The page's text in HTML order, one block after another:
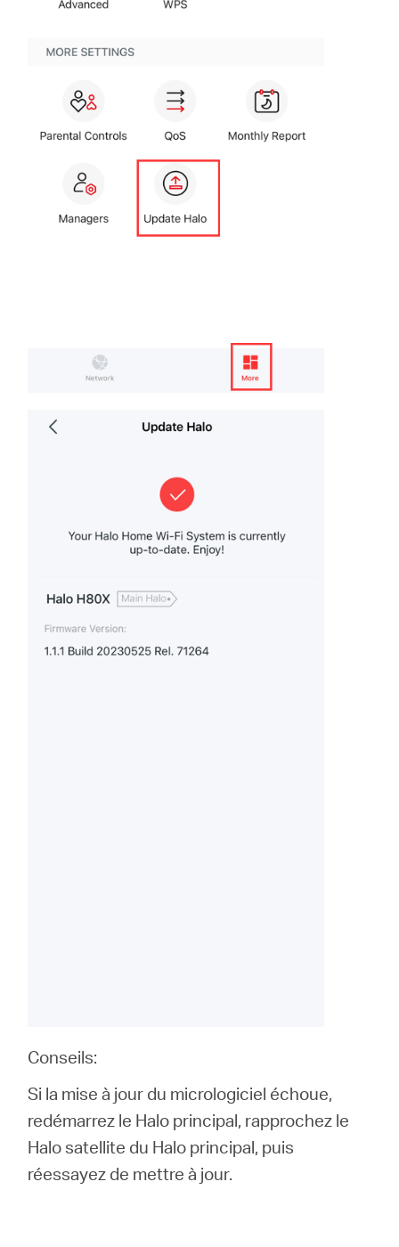
Conseils:
Si la mise à jour du micrologiciel échoue,
redémarrez le Halo principal, rapprochez le
Halo satellite du Halo principal, puis
réessayez de mettre à jour.